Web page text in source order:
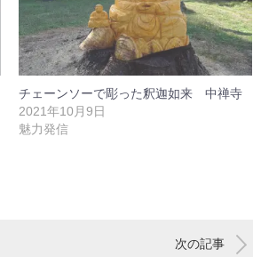
チェーンソーで彫った釈迦如来 中禅寺
2021年10月9日
魅力発信
次の記事